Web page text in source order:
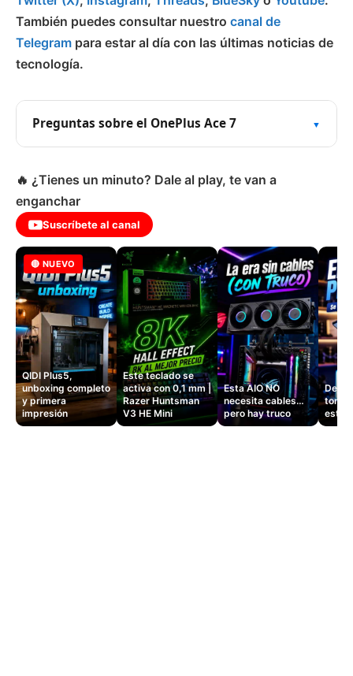
También puedes consultar nuestro canal de
Telegram para estar al día con las últimas noticias de
tecnología.
Preguntas sobre el OnePlus Ace 7
🔥 ¿Tienes un minuto? Dale al play, te van a
enganchar
Suscríbete al canal
🔴 NUEVO
QIDI Plus5,
unboxing completo
y primera
impresión
Este teclado se
activa con 0,1 mm |
Razer Huntsman
V3 HE Mini
Esta AIO NO
necesita cables…
pero hay truco
Dejé
este